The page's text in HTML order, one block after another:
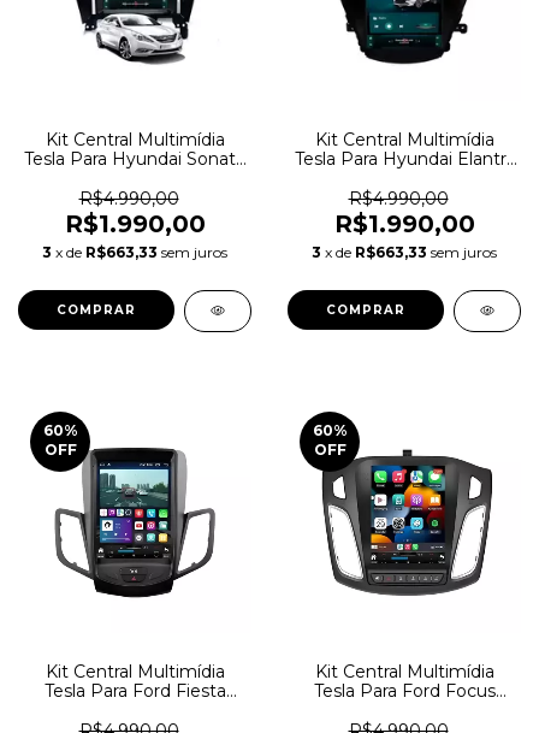
Kit Central Multimídia
Tesla Para Hyundai Sonata
R$4.990,00
R$1.990,00
3 x de R$663,33 sem juros
Kit Central Multimídia
Tesla Para Hyundai Elantra
R$4.990,00
R$1.990,00
3 x de R$663,33 sem juros
60%
OFF
Kit Central Multimídia
Tesla Para Ford Fiesta
60%
OFF
Kit Central Multimídia
Tesla Para Ford Focus